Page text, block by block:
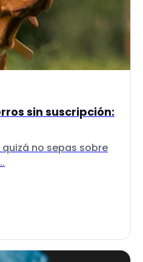
sin suscripción:
no sepas sobre